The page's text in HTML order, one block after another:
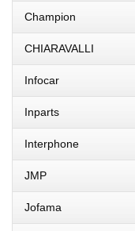
Champion
CHIARAVALLI
Infocar
Inparts
Interphone
JMP
Jofama